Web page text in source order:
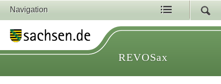
Navigation
REVOSax